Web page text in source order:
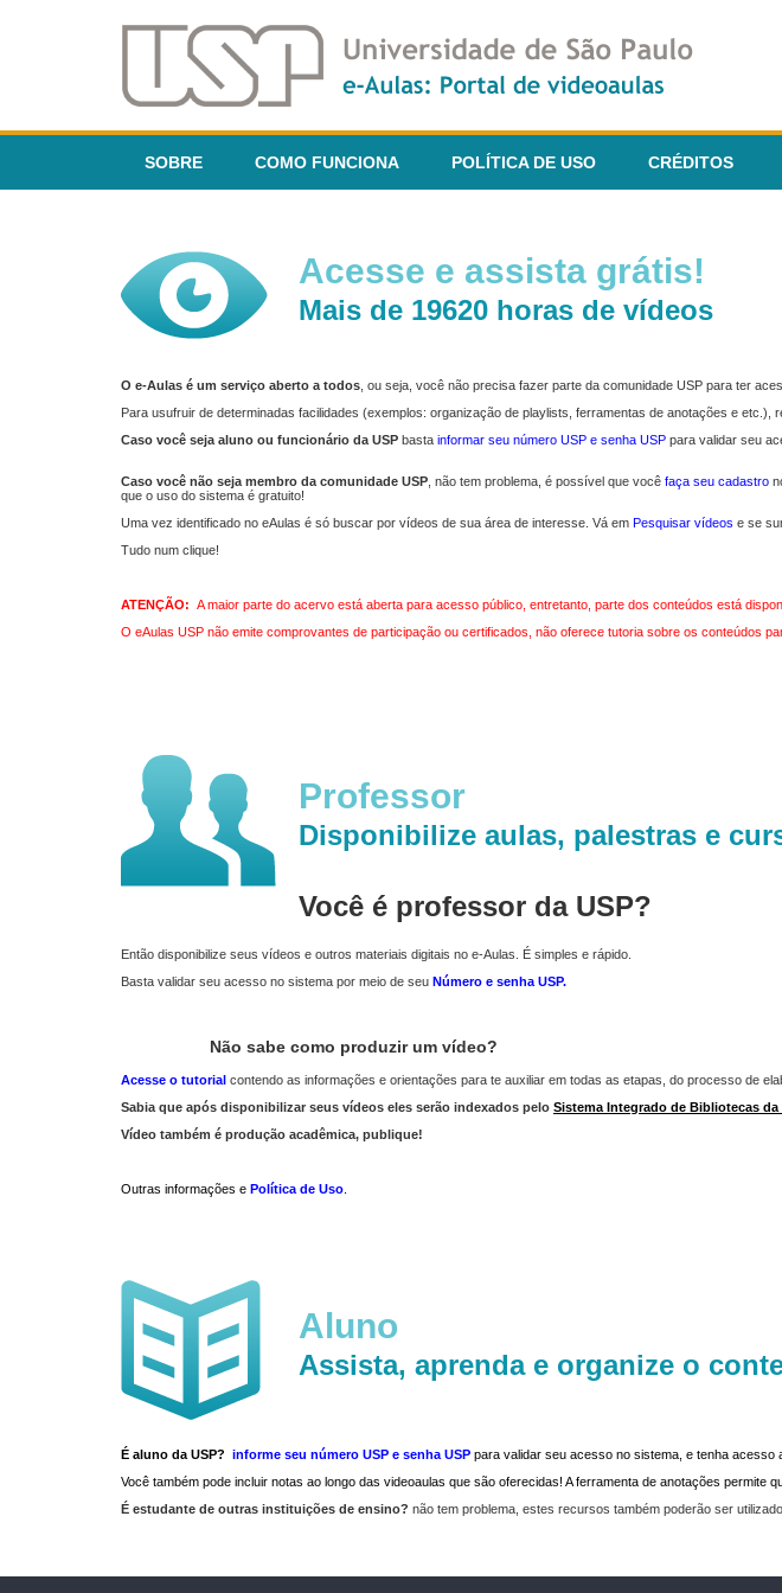
SOBRE COMO FUNCIONA POLÍTICA DE USO CRÉDITOS
Acesse e assista grátis!
Mais de 19620 horas de vídeos
O e-Aulas é um serviço aberto a todos , ou seja, você não precisa fazer parte da comunidade USP para ter
Para usufruir de determinadas facilidades (exemplos: organização de playlists, ferramentas de anotações e
Caso você seja aluno ou funcionário da USP basta informar seu número USP e senha USP para validar seu
Caso você não seja membro da comunidade USP , não tem problema, é possível que você faça seu cadastro
que o uso do sistema é gratuito!
Uma vez identificado no eAulas é só buscar por vídeos de sua área de interesse. Vá em Pesquisar vídeos e se
Tudo num clique!
ATENÇÃO: A maior parte do acervo está aberta para acesso público, entretanto, parte dos conteúdos está
O eAulas USP não emite comprovantes de participação ou certificados, não oferece tutoria sobre os conteúdos
Professor
Disponibilize aulas, palestras e
Você é professor da USP?
Então disponibilize seus vídeos e outros materiais digitais no e-Aulas. É simples e rápido.
Basta validar seu acesso no sistema por meio de seu Número e senha USP.
Não sabe como produzir um vídeo?
Acesse o tutorial contendo as informações e orientações para te auxiliar em todas as etapas, do processo de
Sabia que após disponibilizar seus vídeos eles serão indexados pelo Sistema Integrado de Bibliotecas da
Vídeo também é produção acadêmica, publique!
Outras informações e Política de Uso
Aluno
Assista, aprenda e organize o
É aluno da USP? informe seu número USP e senha USP para validar seu acesso no sistema, e tenha acesso
Você também pode incluir notas ao longo das videoaulas que são oferecidas! A ferramenta de anotações
É estudante de outras instituições de ensino? não tem problema, estes recursos também poderão ser